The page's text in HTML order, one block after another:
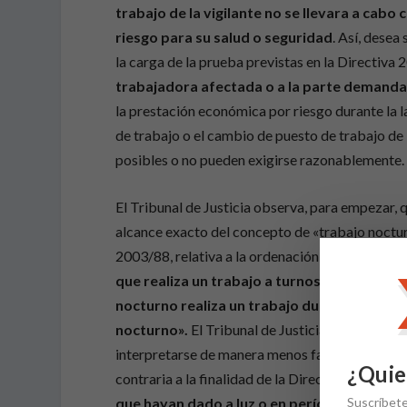
trabajo de la vigilante no se llevara a cabo
riesgo para su salud o seguridad . Así,
la carga de la prueba previstas en la Directiva
trabajadora afectada o a la parte
la prestación económica por riesgo durante la
de trabajo o el cambio de puesto de trabajo
posibles o no pueden exigirse razonablemente.
El Tribunal de Justicia observa, para
alcance exacto del concepto de «trabajo
2003/88, relativa a la ordenación del tiempo de
que realiza un trabajo a turnos en el que
nocturno realiza un trabajo durante el
nocturno». El Tribunal de Justicia observa
interpretarse de manera menos favorable que
contraria a la finalidad de la Directiva 92/85,
que hayan dado a luz o en período de